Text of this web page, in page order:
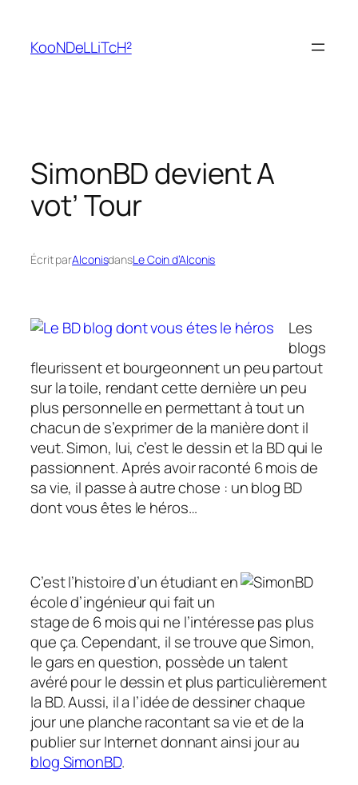
contenu
KooNDeLLiTcH²
SimonBD devient A
vot’ Tour
Écrit parAlconisdansLe Coin d’Alconis
Les
blogs
fleurissent et bourgeonnent un peu partout
sur la toile, rendant cette dernière un peu
plus personnelle en permettant à tout un
chacun de s’exprimer de la manière dont il
veut. Simon, lui, c’est le dessin et la BD qui le
passionnent. Aprés avoir raconté 6 mois de
sa vie, il passe à autre chose : un blog BD
dont vous êtes le héros…
C’est l’histoire d’un étudiant en
école d’ingénieur qui fait un
stage de 6 mois qui ne l’intéresse pas plus
que ça. Cependant, il se trouve que Simon,
le gars en question, possède un talent
avéré pour le dessin et plus particulièrement
la BD. Aussi, il a l’idée de dessiner chaque
jour une planche racontant sa vie et de la
publier sur Internet donnant ainsi jour au
blog SimonBD.